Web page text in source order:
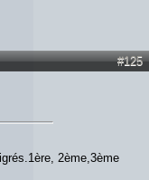
#125
2ème,3ème